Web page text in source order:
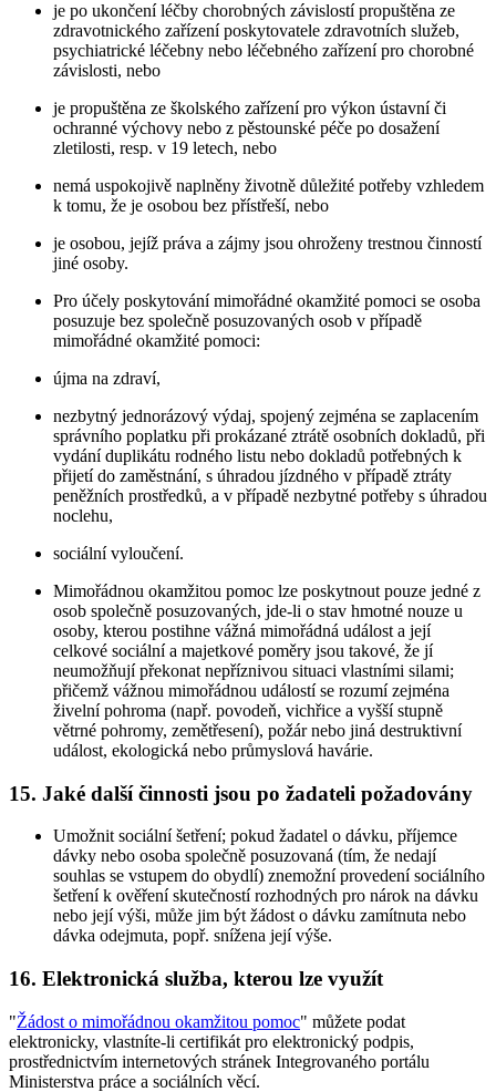
je po ukončení léčby chorobných závislostí propuštěna ze
zdravotnického zařízení poskytovatele zdravotních služeb,
psychiatrické léčebny nebo léčebného zařízení pro chorobné
závislosti, nebo
je propuštěna ze školského zařízení pro výkon ústavní či
ochranné výchovy nebo z pěstounské péče po dosažení
zletilosti, resp. v 19 letech, nebo
nemá uspokojivě naplněny životně důležité potřeby vzhledem
k tomu, že je osobou bez přístřeší, nebo
je osobou, jejíž práva a zájmy jsou ohroženy trestnou činností
jiné osoby.
Pro účely poskytování mimořádné okamžité pomoci se osoba
posuzuje bez společně posuzovaných osob v případě
mimořádné okamžité pomoci:
újma na zdraví,
nezbytný jednorázový výdaj, spojený zejména se zaplacením
správního poplatku při prokázané ztrátě osobních dokladů, při
vydání duplikátu rodného listu nebo dokladů potřebných k
přijetí do zaměstnání, s úhradou jízdného v případě ztráty
peněžních prostředků, a v případě nezbytné potřeby s úhradou
noclehu,
sociální vyloučení.
Mimořádnou okamžitou pomoc lze poskytnout pouze jedné z
osob společně posuzovaných, jde-li o stav hmotné nouze u
osoby, kterou postihne vážná mimořádná událost a její
celkové sociální a majetkové poměry jsou takové, že jí
neumožňují překonat nepříznivou situaci vlastními silami;
přičemž vážnou mimořádnou událostí se rozumí zejména
živelní pohroma (např. povodeň, vichřice a vyšší stupně
větrné pohromy, zemětřesení), požár nebo jiná destruktivní
událost, ekologická nebo průmyslová havárie.
15. Jaké další činnosti jsou po žadateli požadovány
Umožnit sociální šetření; pokud žadatel o dávku, příjemce
dávky nebo osoba společně posuzovaná (tím, že nedají
souhlas se vstupem do obydlí) znemožní provedení sociálního
šetření k ověření skutečností rozhodných pro nárok na dávku
nebo její výši, může jim být žádost o dávku zamítnuta nebo
dávka odejmuta, popř. snížena její výše.
16. Elektronická služba, kterou lze využít
"Žádost o mimořádnou okamžitou pomoc" můžete podat
elektronicky, vlastníte-li certifikát pro elektronický podpis,
prostřednictvím internetových stránek Integrovaného portálu
Ministerstva práce a sociálních věcí.